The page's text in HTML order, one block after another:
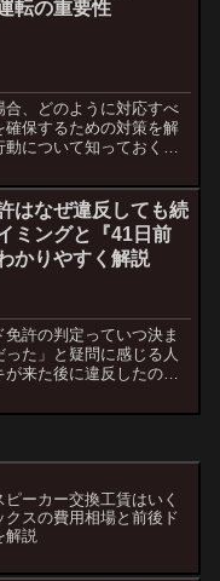
転の重要性
、どのように対応すべ
確保するための対策を解
について知っておくこ
はなぜ違反しても続
ミングと『41日前
かりやすく解説
許の判定っていつ決ま
た」と疑問に感じる人
来た後に違反したのに
ピーカー交換工賃はいく
クスの費用相場と前後ド
解説